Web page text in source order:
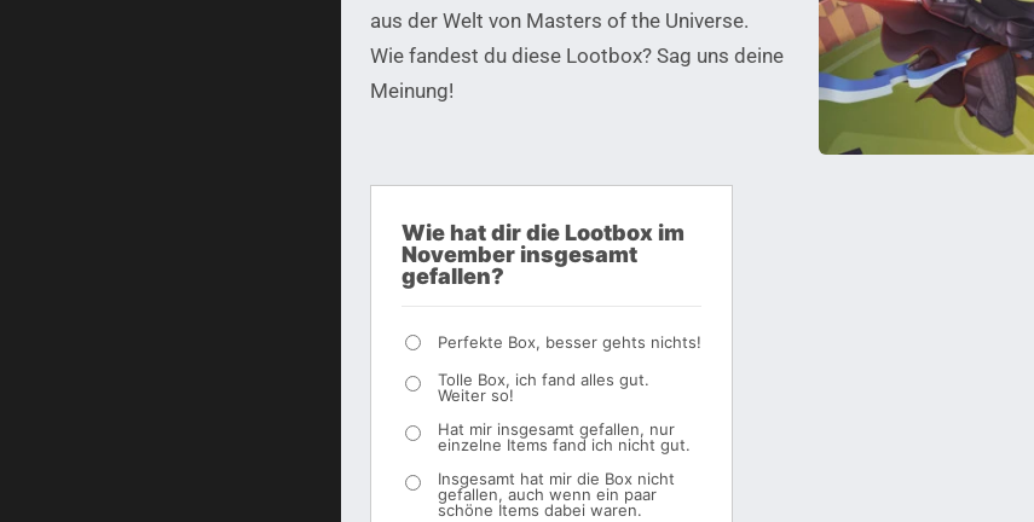
aus der Welt von Masters of the Universe.
Wie fandest du diese Lootbox? Sag uns deine
Meinung!
Wie hat dir die Lootbox im
November insgesamt
gefallen?
Perfekte Box, besser gehts nichts!
Tolle Box, ich fand alles gut.
Weiter so!
Hat mir insgesamt gefallen, nur
einzelne Items fand ich nicht gut.
Insgesamt hat mir die Box nicht
gefallen, auch wenn ein paar
schöne Items dabei waren.